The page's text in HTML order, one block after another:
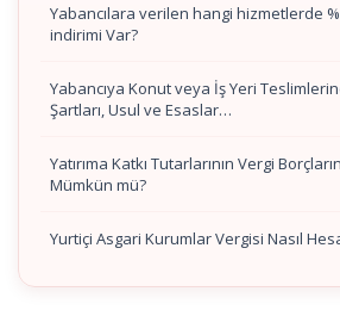
Yabancılara verilen hangi hizmetlerde
indirimi Var?
Yabancıya Konut veya İş Yeri
Şartları, Usul ve Esaslar…
Yatırıma Katkı Tutarlarının Vergi
Mümkün mü?
Yurtiçi Asgari Kurumlar Vergisi Nasıl